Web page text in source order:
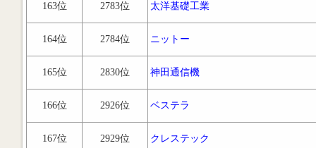
163位 2783位 太洋基礎工業
164位 2784位 ニットー
165位 2830位 神田通信機
166位 2926位 ベステラ
167位 2929位 クレステック